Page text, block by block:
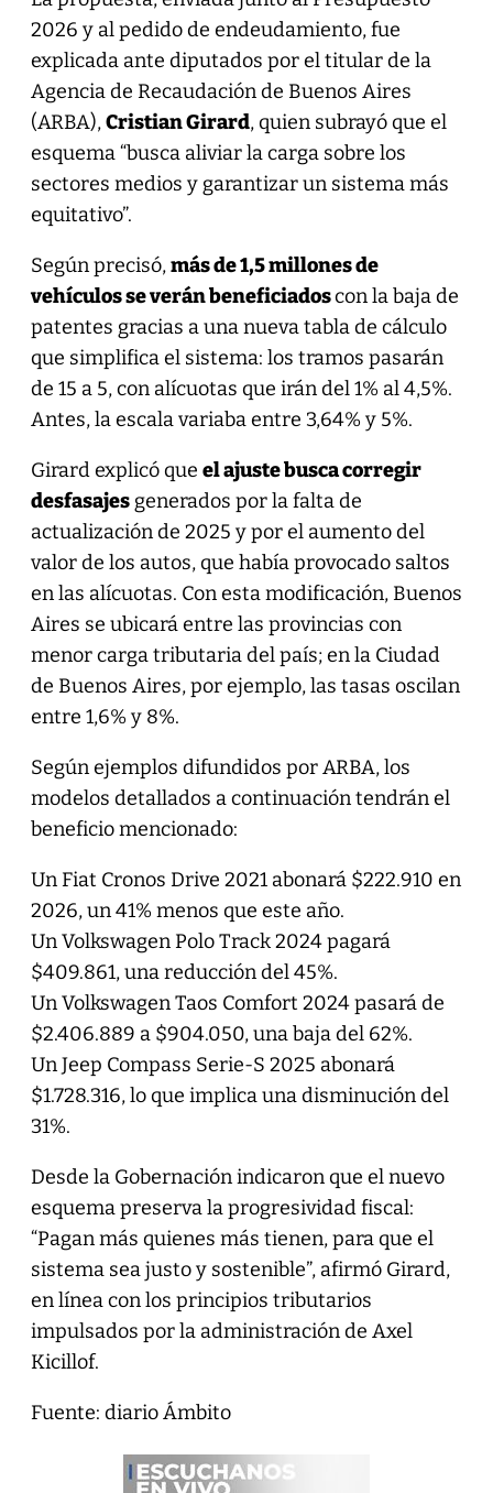
2026 y al pedido de endeudamiento, fue
explicada ante diputados por el titular de la
Agencia de Recaudación de Buenos Aires
(ARBA),Cristian Girard, quien subrayó que el
esquema “busca aliviar la carga sobre los
sectores medios y garantizar un sistema más
equitativo”.
Según precisó,más de 1,5 millones de
vehículos se verán beneficiadoscon la baja de
patentes gracias a una nueva tabla de cálculo
que simplifica el sistema: los tramos pasarán
de 15 a 5, con alícuotas que irán del 1% al 4,5%.
Antes, la escala variaba entre 3,64% y 5%.
Girard explicó que el ajuste busca corregir
desfasajesgenerados por la falta de
actualización de 2025 y por el aumento del
valor de los autos, que había provocado saltos
en las alícuotas. Con esta modificación, Buenos
Aires se ubicará entre las provincias con
menor carga tributaria del país; en la Ciudad
de Buenos Aires, por ejemplo, las tasas oscilan
entre 1,6% y 8%.
Según ejemplos difundidos por ARBA, los
modelos detallados a continuación tendrán el
beneficio mencionado:
Un Fiat Cronos Drive 2021 abonará $222.910 en
2026, un 41% menos que este año.
Un Volkswagen Polo Track 2024 pagará
$409.861, una reducción del 45%.
Un Volkswagen Taos Comfort 2024 pasará de
$2.406.889 a $904.050, una baja del 62%.
Un Jeep Compass Serie-S 2025 abonará
$1.728.316, lo que implica una disminución del
31%.
Desde la Gobernación indicaron que el nuevo
esquema preserva la progresividad fiscal:
“Pagan más quienes más tienen, para que el
sistema sea justo y sostenible”, afirmó Girard,
en línea con los principios tributarios
impulsados por la administración de Axel
Kicillof.
Fuente: diario Ámbito